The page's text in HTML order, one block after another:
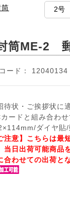
筒ME-2
ード： 12040134
待状・ご挨拶状に
ードと組み合わ
ダイヤ貼
注意】こちらは最
当日出荷可能商品
合わせての出荷と